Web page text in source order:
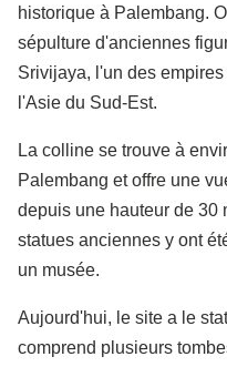
historique à Palembang.
sépulture d'anciennes
Srivijaya, l'un des
l'Asie du Sud-Est.
La colline se trouve à
Palembang et offre une
depuis une hauteur de 30
statues anciennes y ont
un musée.
Aujourd'hui, le site a le
comprend plusieurs